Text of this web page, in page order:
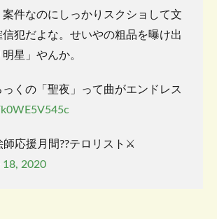
件なのにしっかりスクショして文
犯だよな。せいやの粗品を曝け出
星」やんか。
くの「聖夜」って曲がエンドレス
師応援月間??テロリスト⚔️
18, 2020